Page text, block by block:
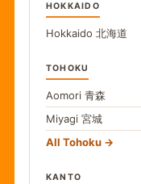
HOKKAIDO
Hokkaido 北海道
TOHOKU
Aomori 青森
Miyagi 宮城
All Tohoku
KANTO